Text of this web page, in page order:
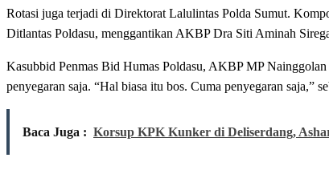
Rotasi juga terjadi di Direktorat Lalulintas Polda Sumut.
Ditlantas Poldasu, menggantikan AKBP Dra Siti Aminah
Kasubbid Penmas Bid Humas Poldasu, AKBP MP
penyegaran saja. “Hal biasa itu bos. Cuma penyegaran saja,”
Baca Juga : Korsup KPK Kunker di Deliserdang,